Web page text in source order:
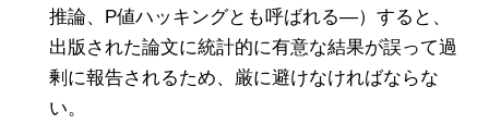
推論、P値ハッキングとも呼ばれる―）すると、
出版された論文に統計的に有意な結果が誤って過
剰に報告されるため、厳に避けなければならな
い。